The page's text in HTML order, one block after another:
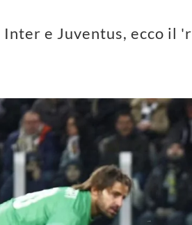
e Juventus, ecco il